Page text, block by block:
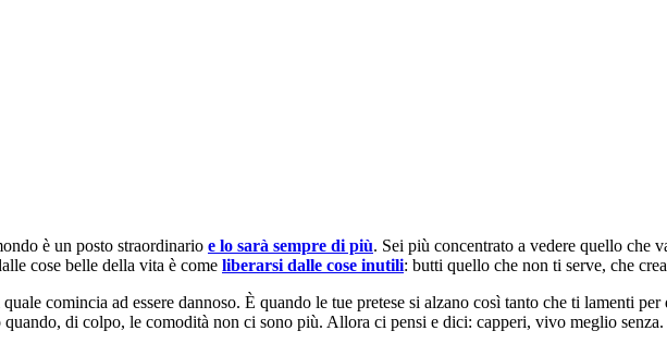
è un posto straordinario e lo sarà sempre di più. Sei più concentrato a vedere quello che
cose belle della vita è come liberarsi dalle cose inutili: butti quello che non ti serve, che
quale comincia ad essere dannoso. È quando le tue pretese si alzano così tanto che ti lamenti
di colpo, le comodità non ci sono più. Allora ci pensi e dici: capperi, vivo meglio senza.